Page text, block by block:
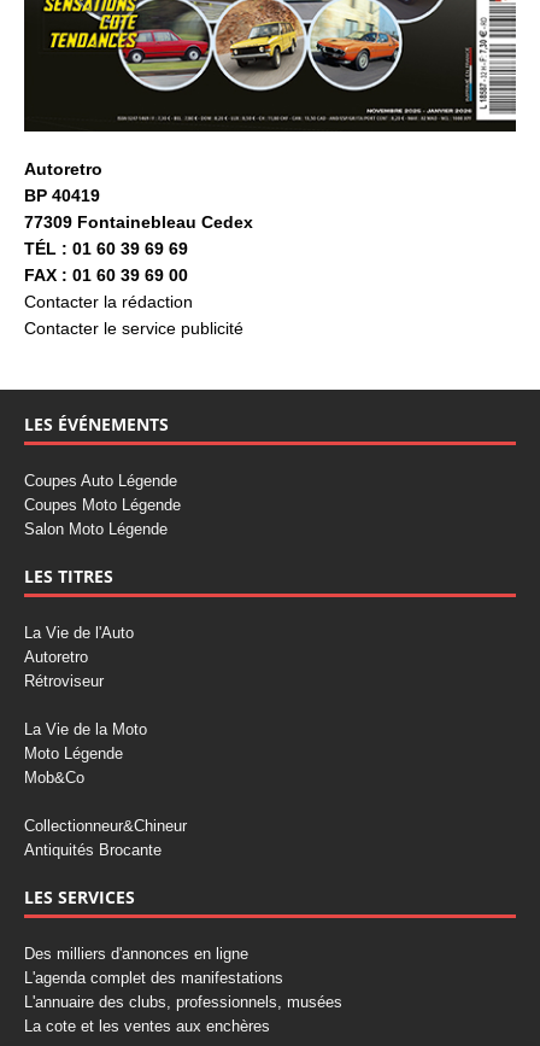
Autoretro
BP 40419
77309 Fontainebleau Cedex
TÉL : 01 60 39 69 69
FAX : 01 60 39 69 00
Contacter la rédaction
Contacter le service publicité
LES ÉVÉNEMENTS
Coupes Auto Légende
Coupes Moto Légende
Salon Moto Légende
LES TITRES
La Vie de l'Auto
Autoretro
Rétroviseur
La Vie de la Moto
Moto Légende
Mob&Co
Collectionneur&Chineur
Antiquités Brocante
LES SERVICES
Des milliers d'annonces en ligne
L'agenda complet des manifestations
L'annuaire des clubs, professionnels, musées
La cote et les ventes aux enchères